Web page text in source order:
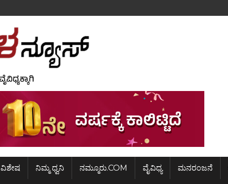
ವಿಶೇಷ ನಿಮ್ಮ ಧ್ವನಿ ನಮ್ಮೂರು.COM ವೈವಿಧ್ಯ ಮನರಂಜನೆ